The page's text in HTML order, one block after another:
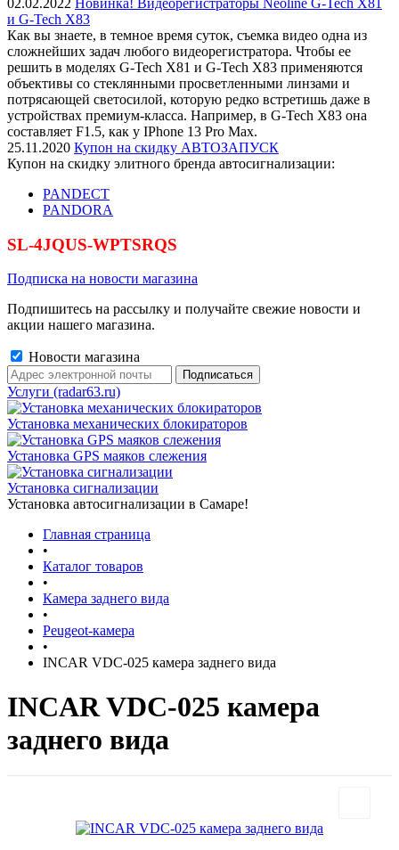
02.02.2022 Новинка! Видеорегистраторы Neoline G-Tech X81
и G-Tech X83
Как вы знаете, в темное время суток, съемка видео одна из
сложнейших задач любого видеорегистратора. Чтобы ее
решить в моделях G-Tech X81 и G-Tech X83 применяются
объективы со стеклянными просветленными линзами и
потрясающей светосилой, которую редко встретишь даже в
устройствах премиум-класса. Например, в G-Tech X83 она
составляет F1.5, как у IPhone 13 Pro Max.
25.11.2020 Купон на скидку АВТОЗАПУСК
Купон на скидку элитного бренда автосигнализации:
PANDECT
PANDORA
SL-4JQUS-WPTSRQS
Подписка на новости магазина
Подпишитесь на рассылку и получайте свежие новости и
акции нашего магазина.
Новости магазина
Услуги (radar63.ru)
Установка механических блокираторов
Установка GPS маяков слежения
Установка сигнализации
Установка автосигнализации в Самаре!
Главная страница
•
Каталог товаров
•
Камера заднего вида
•
Peugeot-камера
•
INCAR VDC-025 камера заднего вида
INCAR VDC-025 камера
заднего вида